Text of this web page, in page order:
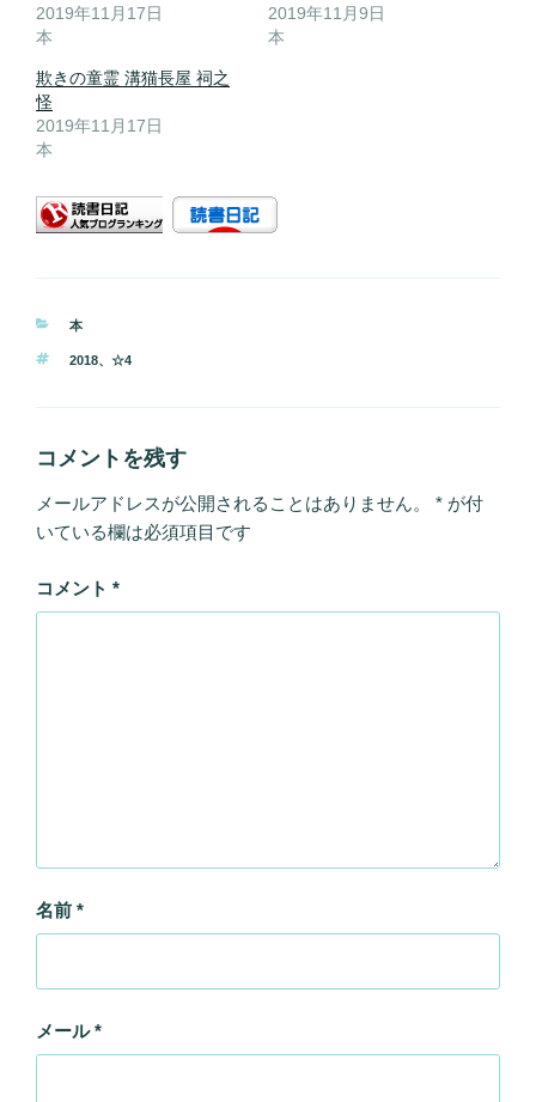
2019年11月17日
本
2019年11月9日
本
欺きの童霊 溝猫長屋 祠之
怪
2019年11月17日
本
カ
ゴ
ー
本
タ
2018、 ☆4
コメントを残す
メールアドレスが公開されることはありません。 * が付
いている欄は必須項目です
コメント *
名前 *
メール*